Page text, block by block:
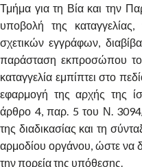
Τμήμα για τη Βία και την
υποβολή της καταγγελίας,
σχετικών εγγράφων,
παράσταση εκπροσώπου
καταγγελία εμπίπτει στο
εφαρμογή της αρχής της
άρθρο 4, παρ. 5 του Ν.
της διαδικασίας και τη
αρμοδίου οργάνου, ώστε να
την πορεία της υπόθεσης.